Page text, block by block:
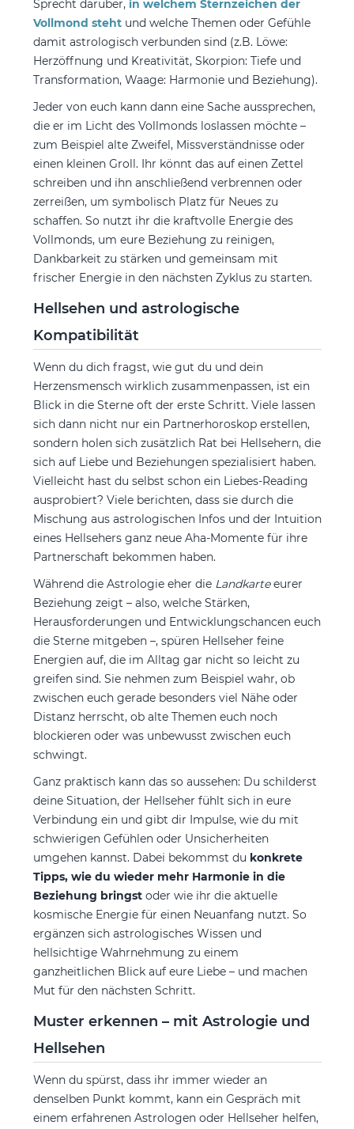
Sprecht darüber, in welchem Sternzeichen der
Vollmond stehtund welche Themen oder Gefühle
damit astrologisch verbunden sind (z.B. Löwe:
Herzöffnung und Kreativität, Skorpion: Tiefe und
Transformation, Waage: Harmonie und Beziehung).
Jeder von euch kann dann eine Sache aussprechen,
die er im Licht des Vollmonds loslassen möchte –
zum Beispiel alte Zweifel, Missverständnisse oder
einen kleinen Groll. Ihr könnt das auf einen Zettel
schreiben und ihn anschließend verbrennen oder
zerreißen, um symbolisch Platz für Neues zu
schaffen. So nutzt ihr die kraftvolle Energie des
Vollmonds, um eure Beziehung zu reinigen,
Dankbarkeit zu stärken und gemeinsam mit
frischer Energie in den nächsten Zyklus zu starten.
Hellsehen und astrologische
Kompatibilität
Wenn du dich fragst, wie gut du und dein
Herzensmensch wirklich zusammenpassen, ist ein
Blick in die Sterne oft der erste Schritt. Viele lassen
sich dann nicht nur ein Partnerhoroskop erstellen,
sondern holen sich zusätzlich Rat bei Hellsehern, die
sich auf Liebe und Beziehungen spezialisiert haben.
Vielleicht hast du selbst schon ein Liebes-Reading
ausprobiert? Viele berichten, dass sie durch die
Mischung aus astrologischen Infos und der Intuition
eines Hellsehers ganz neue Aha-Momente für ihre
Partnerschaft bekommen haben.
Während die Astrologie eher die Landkarteeurer
Beziehung zeigt – also, welche Stärken,
Herausforderungen und Entwicklungschancen euch
die Sterne mitgeben –, spüren Hellseher feine
Energien auf, die im Alltag gar nicht so leicht zu
greifen sind. Sie nehmen zum Beispiel wahr, ob
zwischen euch gerade besonders viel Nähe oder
Distanz herrscht, ob alte Themen euch noch
blockieren oder was unbewusst zwischen euch
schwingt.
Ganz praktisch kann das so aussehen: Du schilderst
deine Situation, der Hellseher fühlt sich in eure
Verbindung ein und gibt dir Impulse, wie du mit
schwierigen Gefühlen oder Unsicherheiten
umgehen kannst. Dabei bekommst du konkrete
Tipps, wie du wieder mehr Harmonie in die
Beziehung bringstoder wie ihr die aktuelle
kosmische Energie für einen Neuanfang nutzt. So
ergänzen sich astrologisches Wissen und
hellsichtige Wahrnehmung zu einem
ganzheitlichen Blick auf eure Liebe – und machen
Mut für den nächsten Schritt.
Muster erkennen – mit Astrologie und
Hellsehen
Wenn du spürst, dass ihr immer wieder an
denselben Punkt kommt, kann ein Gespräch mit
einem erfahrenen Astrologen oder Hellseher helfen,